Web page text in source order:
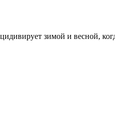
зимой и весной,